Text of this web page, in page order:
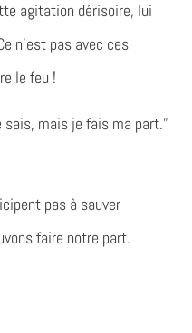
agitation dérisoire, lui
n’est pas avec ces
le feu !
mais je fais ma part.”
pas à sauver
faire notre part.